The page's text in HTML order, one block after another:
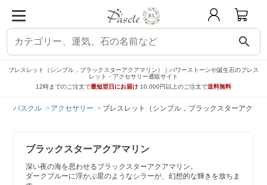
search
ブレスレット（シンプル，ブラックスターアクアマリン）｜パワーストーンや誕生石のブレス
レット・アクセサリー通販サイト
12時までのご注文で最短翌日にお届け 10,000円以上のご注文で送料無料
パスクル アクセサリー ブレスレット（シンプル，ブラックスターアクア
ブラックスターアクアマリン
深い夜の海を思わせるブラックスターアクアマリン。
ダークブルーに浮かぶ星のようなシラーが、幻想的な輝きを放ちま